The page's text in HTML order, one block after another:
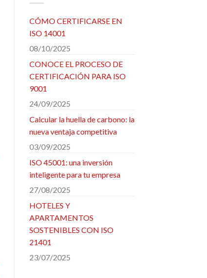
CÓMO CERTIFICARSE EN
ISO 14001
08/10/2025
CONOCE EL PROCESO DE
CERTIFICACIÓN PARA ISO
9001
24/09/2025
Calcular la huella de carbono: la
nueva ventaja competitiva
03/09/2025
ISO 45001: una inversión
inteligente para tu empresa
27/08/2025
HOTELES Y
APARTAMENTOS
SOSTENIBLES CON ISO
21401
23/07/2025